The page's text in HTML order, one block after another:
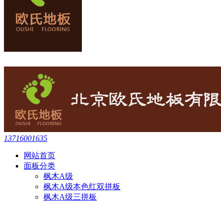
13716001635
网站首页
面板分类
枫木A级
枫木A级本色红双拼板
枫木A级三拼板